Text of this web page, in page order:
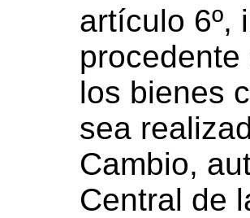
artículo 6º,
los bienes
sea
Cambio,
Central de